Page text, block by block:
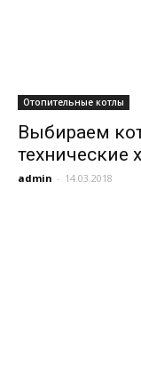
Отопительные котлы
Выбираем
технические
admin - 14.03.2018